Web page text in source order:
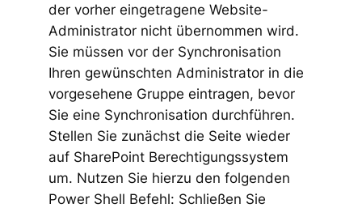
der vorher eingetragene Website-
Administrator nicht übernommen wird.
Sie müssen vor der Synchronisation
Ihren gewünschten Administrator in die
vorgesehene Gruppe eintragen, bevor
Sie eine Synchronisation durchführen.
Stellen Sie zunächst die Seite wieder
auf SharePoint Berechtigungssystem
um. Nutzen Sie hierzu den folgenden
Power Shell Befehl: Schließen Sie